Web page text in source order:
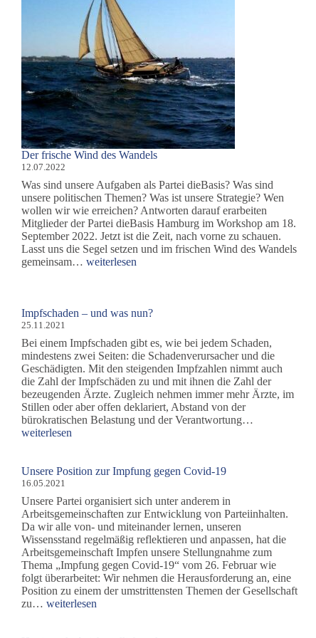
Der frische Wind des Wandels
12.07.2022
Was sind unsere Aufgaben als Partei dieBasis? Was sind
unsere politischen Themen? Was ist unsere Strategie? Wen
wollen wir wie erreichen? Antworten darauf erarbeiten
Mitglieder der Partei dieBasis Hamburg im Workshop am 18.
September 2022. Jetzt ist die Zeit, nach vorne zu schauen.
Lasst uns die Segel setzen und im frischen Wind des Wandels
gemeinsam…Der
Wandels
weiterlesen
Impfschaden – und was nun?
25.11.2021
Bei einem Impfschaden gibt es, wie bei jedem Schaden,
mindestens zwei Seiten: die Schadenverursacher und die
Geschädigten. Mit den steigenden Impfzahlen nimmt auch
die Zahl der Impfschäden zu und mit ihnen die Zahl der
bezeugenden Ärzte. Zugleich nehmen immer mehr Ärzte, im
Stillen oder aber offen deklariert, Abstand von der
bürokratischen Belastung und der Verantwortung…
weiterlesen
Unsere Position zur Impfung gegen Covid-19
16.05.2021
Unsere Partei organisiert sich unter anderem in
Arbeitsgemeinschaften zur Entwicklung von Parteiinhalten.
Da wir alle von- und miteinander lernen, unseren
Wissensstand regelmäßig reflektieren und anpassen, hat die
Arbeitsgemeinschaft Impfen unsere Stellungnahme zum
Thema „Impfung gegen Covid-19“ vom 26. Februar wie
folgt überarbeitet: Wir nehmen die Herausforderung an, eine
Position zu einem der umstrittensten Themen der Gesellschaft
zu…Unsere
weiterlesen